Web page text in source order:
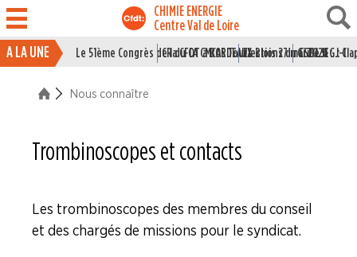
CHIMIE ENERGIE
Centre Val de Loire
ACTUALITÉ
ENTREPRISES
NOS
SERVICES
CONNAÎTRE
Trombinoscopes et contacts
A LA UNE Le 51ème Congrès de la CFDT à BORDEAUX
CR du CA CMCAS Tours Blois 27 mai 2026
Elections du CSE LSI : J-1
Grille IEG :
Nous connaître
Trombinoscopes et contacts
Les trombinoscopes des membres du conseil
et des chargés de missions pour le syndicat.